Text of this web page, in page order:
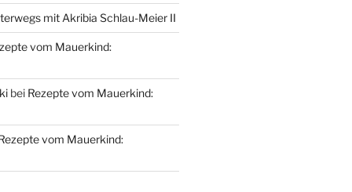
mit Akribia Schlau-Meier II
vom Mauerkind:
bei Rezepte vom Mauerkind:
vom Mauerkind: